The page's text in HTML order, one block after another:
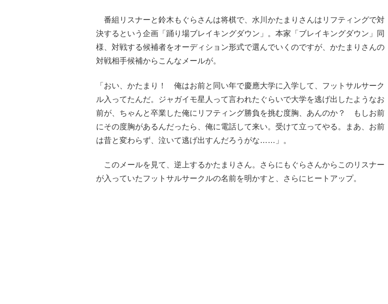
番組リスナーと鈴木もぐらさんは将棋で、水川かたまりさんはリフティングで対
決するという企画「踊り場ブレイキングダウン」。本家「ブレイキングダウン」同
様、対戦する候補者をオーディション形式で選んでいくのですが、かたまりさんの
対戦相手候補からこんなメールが。
「おい、かたまり！ 俺はお前と同い年で慶應大学に入学して、フットサルサーク
ル入ってたんだ。ジャガイモ星人って言われたぐらいで大学を逃げ出したようなお
前が、ちゃんと卒業した俺にリフティング勝負を挑む度胸、あんのか？ もしお前
にその度胸があるんだったら、俺に電話して来い。受けて立ってやる。まあ、お前
は昔と変わらず、泣いて逃げ出すんだろうがな……」。
このメールを見て、逆上するかたまりさん。さらにもぐらさんからこのリスナー
が入っていたフットサルサークルの名前を明かすと、さらにヒートアップ。